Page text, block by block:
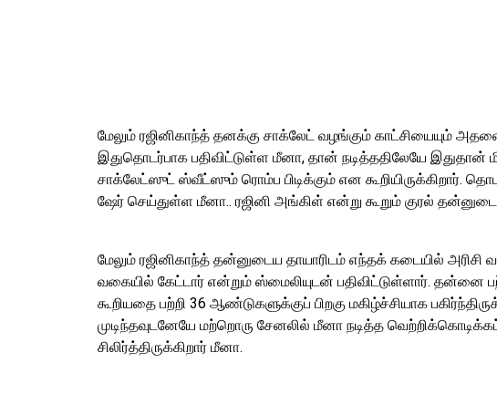
மேலும் ரஜினிகாந்த் தனக்கு சாக்லேட் வழங்கும் காட்சியையும்
இதுதொடர்பாக பதிவிட்டுள்ள மீனா, தான் நடித்ததிலேயே
சாக்லேட்ஸுட் ஸ்வீட்ஸும் ரொம்ப பிடிக்கும் என கூறியிருக்கிறார்.
ஷேர் செய்துள்ள மீனா.. ரஜினி அங்கிள் என்று கூறும் குரல்
மேலும் ரஜினிகாந்த் தன்னுடைய தாயாரிடம் எந்தக் கடையில்
வகையில் கேட்டார் என்றும் ஸ்மைலியுடன் பதிவிட்டுள்ளார். தன்னை
கூறியதை பற்றி 36 ஆண்டுகளுக்குப் பிறகு மகிழ்ச்சியாக
முடிந்தவுடனேயே மற்றொரு சேனலில் மீனா நடித்த
சிலிர்த்திருக்கிறார் மீனா.